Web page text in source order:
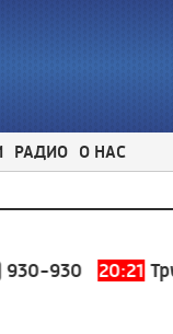
РАДИО О НАС
930 20:21